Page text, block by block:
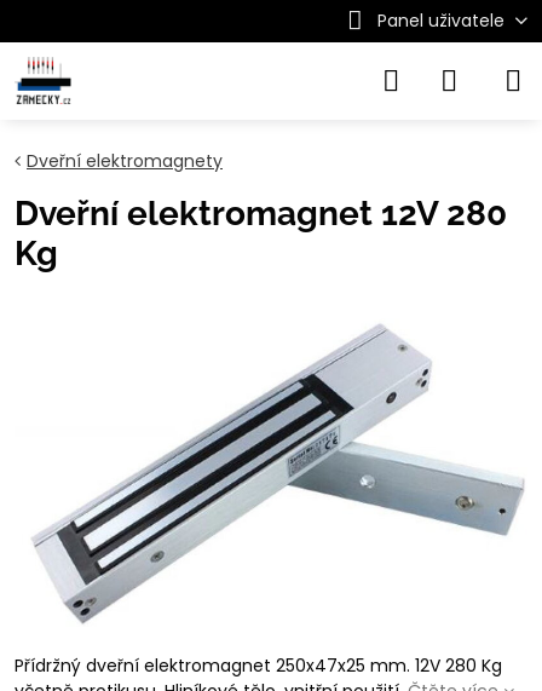
Panel uživatele
Dveřní elektromagnety
Dveřní elektromagnet 12V 280
Kg
Přídržný dveřní elektromagnet 250x47x25 mm. 12V 280 Kg